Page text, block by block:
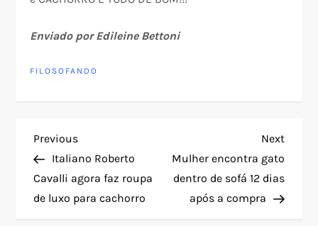
Enviado por Edileine Bettoni
FILOSOFANDO
N
a
v
Previous
Post
Previous
Italiano Roberto
Cavalli agora faz roupa
de luxo para cachorro
Next
Post
Next
Mulher encontra gato
dentro de sofá 12 dias
após a compra